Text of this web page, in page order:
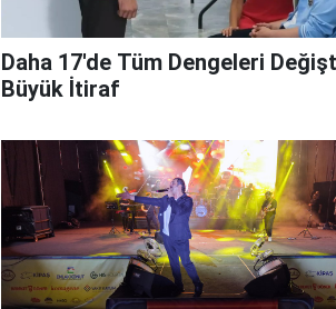
Daha 17'de Tüm Dengeleri
Büyük İtiraf